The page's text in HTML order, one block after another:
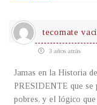
tecomate
3 años atrás
Jamas en la Historia
PRESIDENTE que se
pobres, y el lógico